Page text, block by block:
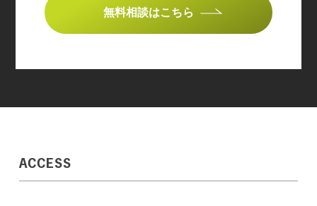
無料相談はこちら
ACCESS